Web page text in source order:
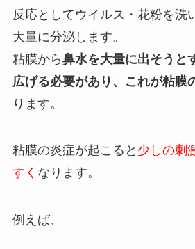
反応としてウイルス・花粉を洗
大量に分泌します。
粘膜から鼻水を大量に出そうと
広げる必要があり、これが粘膜
ります。
粘膜の炎症が起こると 少しの刺
すく なります。
例えば、